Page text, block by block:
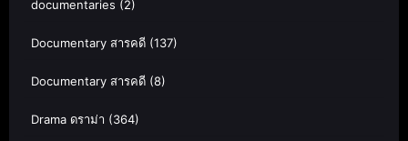
documentaries (2)
Documentary สารคดี (137)
Documentary สารคดี (8)
Drama ดราม่า (364)